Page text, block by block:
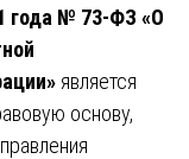
года № 73-ФЗ «О
является
основу,